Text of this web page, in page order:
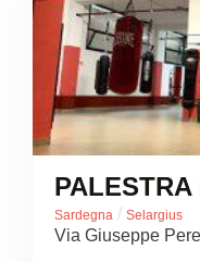
PALESTRA
Sardegna / Selargius
Via Giuseppe